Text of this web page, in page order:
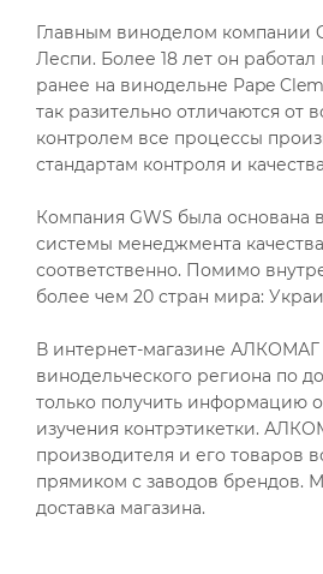
Главным виноделом компании
Леспи. Более 18 лет он
ранее на винодельне Pape
так разительно отличаются
контролем все процессы
стандартам контроля и
Компания GWS была
системы менеджмента
соответственно. Помимо
более чем 20 стран мира:
В интернет-магазине АЛКОМАГ
винодельческого региона по
только получить информацию
изучения контрэтикетки.
производителя и его товаров
прямиком с заводов брендов.
доставка магазина.